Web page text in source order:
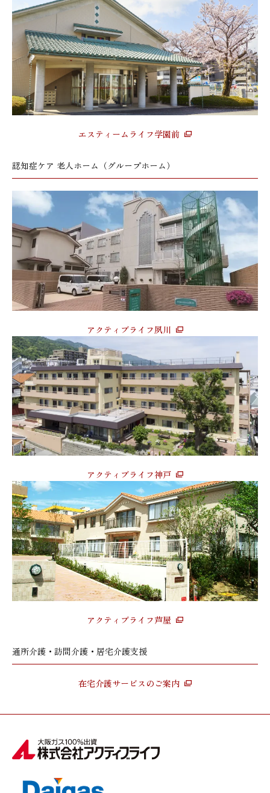
エスティームライフ学園前
認知症ケア 老人ホーム（グループホーム）
アクティブライフ夙川
アクティブライフ神戸
アクティブライフ芦屋
通所介護・訪問介護・居宅介護支援
在宅介護サービスのご案内